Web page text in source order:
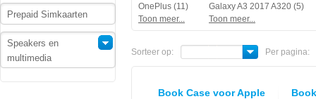
Prepaid Simkaarten
Speakers en
multimedia
OnePlus (11)
Toon meer...
Galaxy A3 2017 A320 (5)
Toon meer...
Sorteer op: Per pagina:
Book Case voor Apple